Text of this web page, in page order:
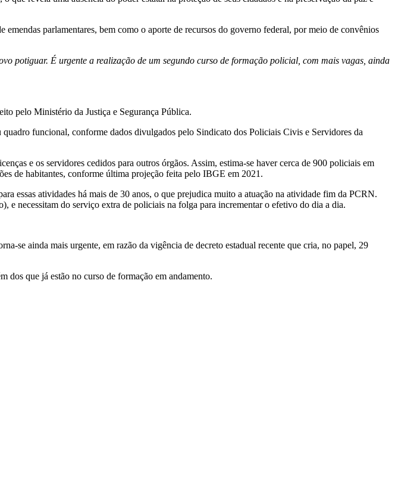
parlamentares, bem como o aporte de recursos do governo federal, por meio de convênios
potiguar. É urgente a realização de um segundo curso de formação policial, com mais vagas, ainda
pelo Ministério da Justiça e Segurança Pública.
funcional, conforme dados divulgados pelo Sindicato dos Policiais Civis e Servidores da
e os servidores cedidos para outros órgãos. Assim, estima-se haver cerca de 900 policiais em
de habitantes, conforme última projeção feita pelo IBGE em 2021.
essas atividades há mais de 30 anos, o que prejudica muito a atuação na atividade fim da PCRN.
e necessitam do serviço extra de policiais na folga para incrementar o efetivo do dia a dia.
se ainda mais urgente, em razão da vigência de decreto estadual recente que cria, no papel, 29
dos que já estão no curso de formação em andamento.